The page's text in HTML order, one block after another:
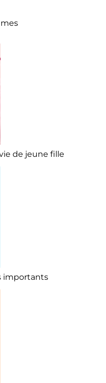
de jeune fille
importants